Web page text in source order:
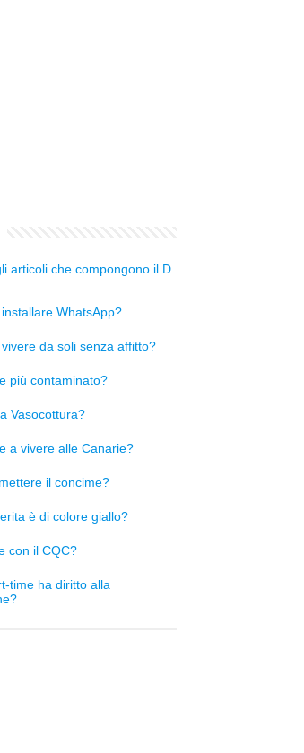
articoli che compongono il D
WhatsApp?
da soli senza affitto?
più contaminato?
Vasocottura?
a vivere alle Canarie?
il concime?
è di colore giallo?
con il CQC?
time ha diritto alla